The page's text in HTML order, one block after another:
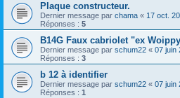
Plaque constructeur.
Dernier message par chama « 17 oct.
Réponses : 5
B14G Faux cabriolet "ex
Dernier message par schum22 « 07 juin
Réponses : 3
b 12 à identifier
Dernier message par schum22 « 07 juin
Réponses : 1